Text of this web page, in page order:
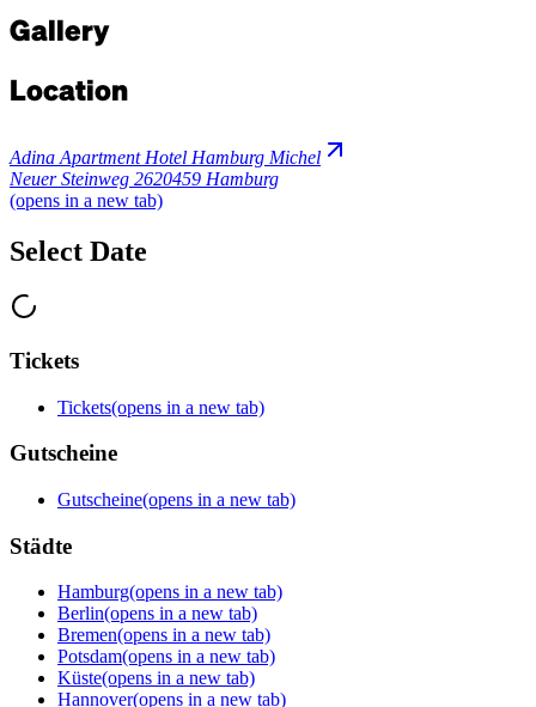
Gallery
Location
Adina Apartment Hotel Hamburg Michel
Neuer Steinweg 2620459 Hamburg
(opens in a new tab)
Select Date
Tickets
Tickets(opens in a new tab)
Gutscheine
Gutscheine(opens in a new tab)
Städte
Hamburg(opens in a new tab)
Berlin(opens in a new tab)
Bremen(opens in a new tab)
Potsdam(opens in a new tab)
Küste(opens in a new tab)
Hannover(opens in a new tab)